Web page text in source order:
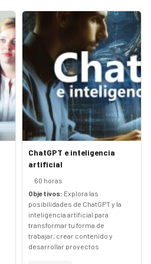
ChatGPT e inteligencia
artificial
60 horas
Objetivos: Explora las
posibilidades de ChatGPT y la
inteligencia artificial para
transformar tu forma de
trabajar, crear contenido y
desarrollar proyectos